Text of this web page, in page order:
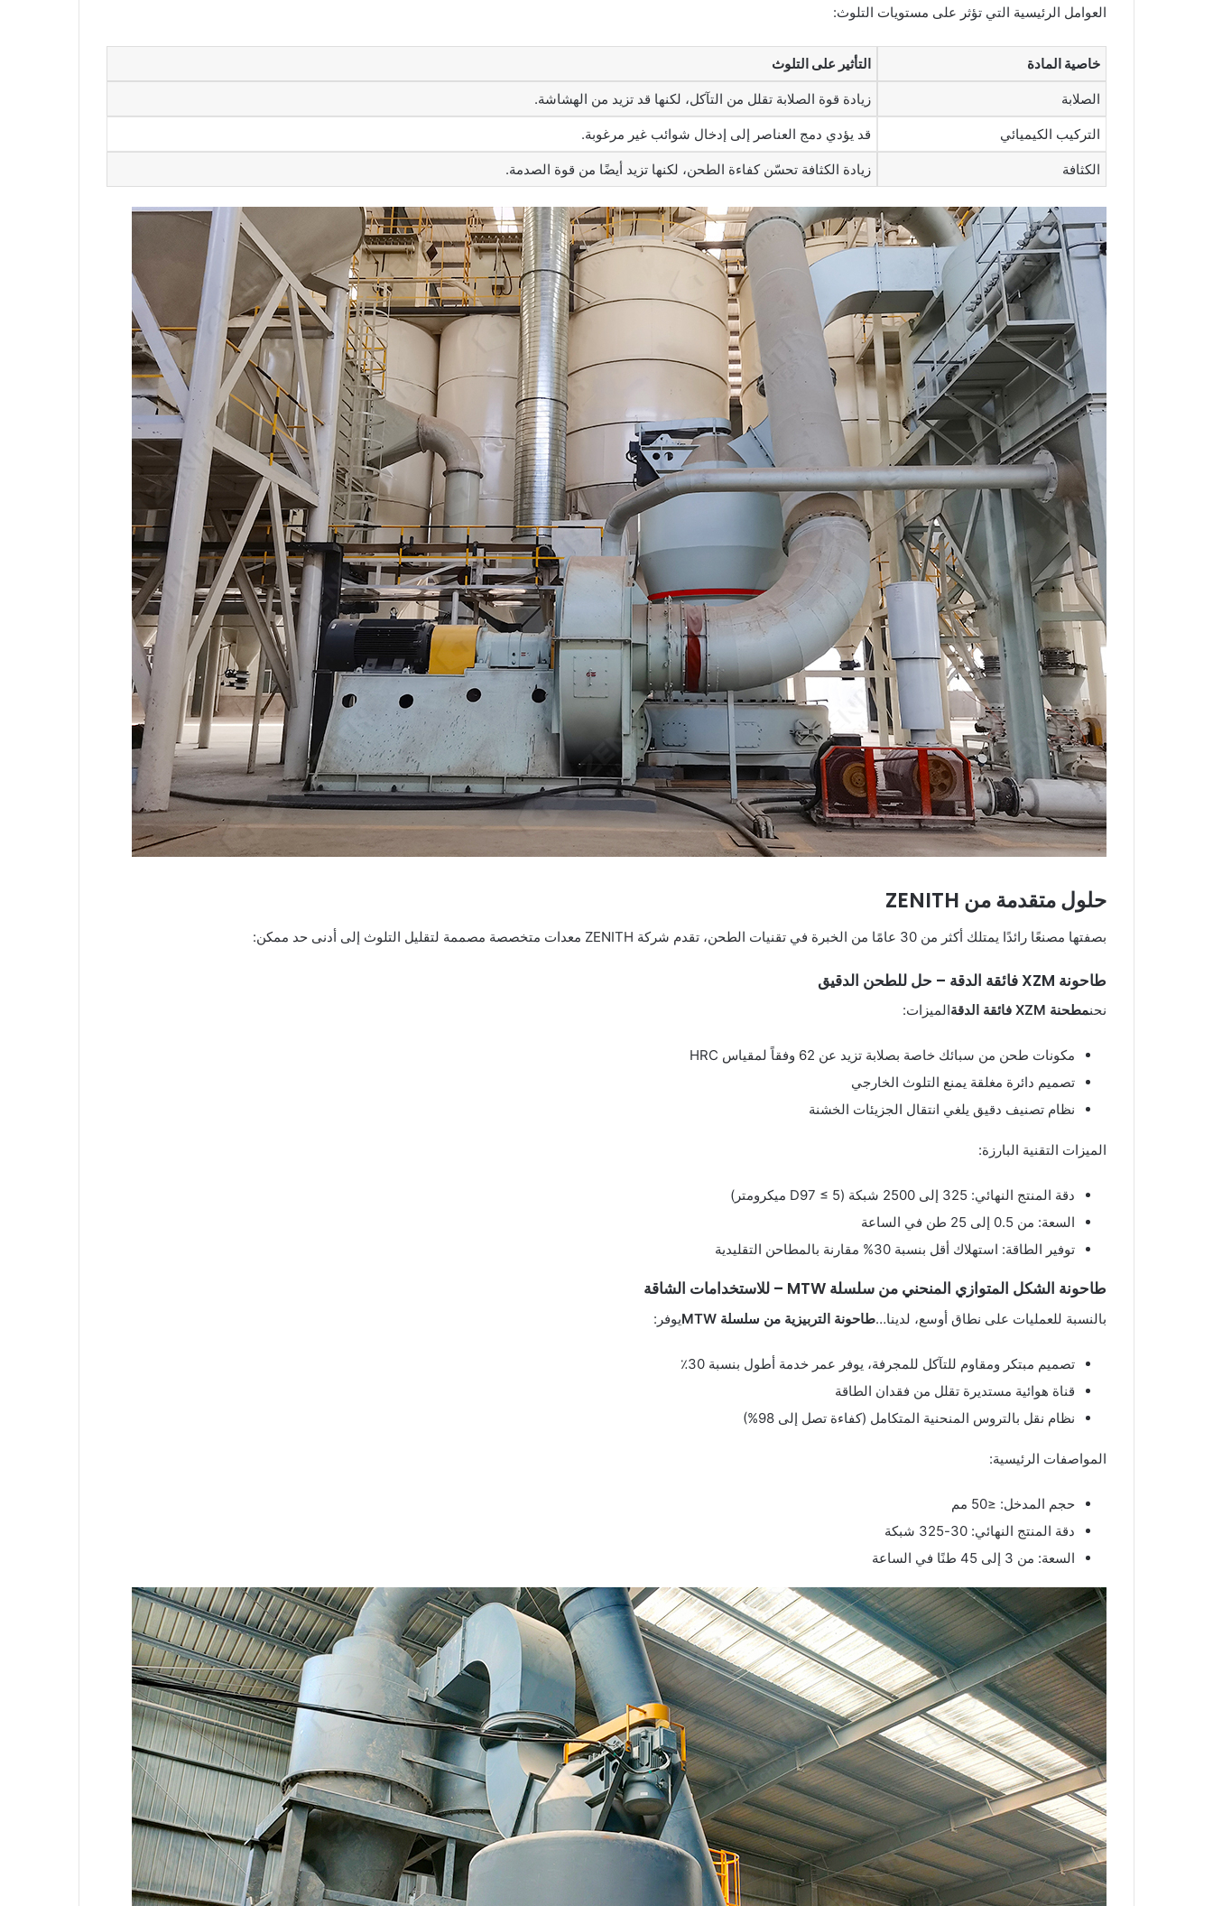
العوامل الرئيسية التي تؤثر على مستويات التلوث:
خاصية المادة التأثير على التلوث
الصلابة زيادة قوة الصلابة تقلل من التآكل، لكنها قد تزيد من الهشاشة.
التركيب الكيميائي قد يؤدي دمج العناصر إلى إدخال شوائب غير مرغوبة.
الكثافة زيادة الكثافة تحسّن كفاءة الطحن، لكنها تزيد أيضًا من قوة الصدمة.
حلول متقدمة من ZENITH
بصفتها مصنعًا رائدًا يمتلك أكثر من 30 عامًا من الخبرة في تقنيات الطحن، تقدم شركة ZENITH معدات متخصصة مصممة لتقليل التلوث إلى أدنى حد ممكن:
طاحونة XZM فائقة الدقة – حل للطحن الدقيق
نحنمطحنة XZM فائقة الدقة الميزات:
مكونات طحن من سبائك خاصة بصلابة تزيد عن 62 وفقاً لمقياس HRC
تصميم دائرة مغلقة يمنع التلوث الخارجي
نظام تصنيف دقيق يلغي انتقال الجزيئات الخشنة
الميزات التقنية البارزة:
دقة المنتج النهائي: 325 إلى 2500 شبكة (D97 ≤ 5 ميكرومتر)
السعة: من 0.5 إلى 25 طن في الساعة
توفير الطاقة: استهلاك أقل بنسبة 30% مقارنة بالمطاحن التقليدية
طاحونة الشكل المتوازي المنحني من سلسلة MTW – للاستخدامات الشاقة
بالنسبة للعمليات على نطاق أوسع، لدينا…طاحونة التربيزية من سلسلة MTW يوفر:
تصميم مبتكر ومقاوم للتآكل للمجرفة، يوفر عمر خدمة أطول بنسبة 30٪
قناة هوائية مستديرة تقلل من فقدان الطاقة
نظام نقل بالتروس المنحنية المتكامل (كفاءة تصل إلى 98%)
المواصفات الرئيسية:
حجم المدخل: ≤50 مم
دقة المنتج النهائي: 30-325 شبكة
السعة: من 3 إلى 45 طنًا في الساعة